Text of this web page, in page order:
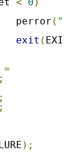
				perror
( "
exit ( EXI
=
);